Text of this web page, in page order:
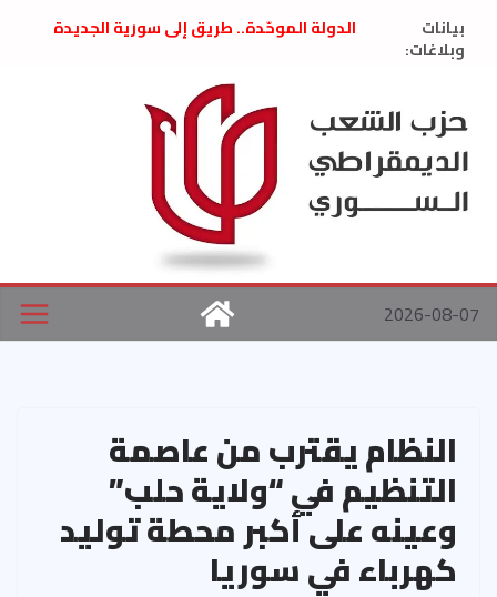
بيانات
وبلاغات:
الدولة الموحّدة.. طريق إلى سورية الجديدة
العام السابق لحزب الاتحاد الاشتراكي العربي
الديمقراطي
بلاغ صادر عن اجتماع اللجنة المركزية نيسان
2026
الحرب الأمريكية الإسرائيلية على نظام الملالي
في إيران .. بيان من حزب الشعب الديمقراطي
السوري
2026-08-07
النظام يقترب من عاصمة
التنظيم في “ولاية حلب”
وعينه على أكبر محطة توليد
كهرباء في سوريا